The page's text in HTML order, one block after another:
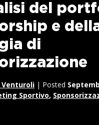
del
e
di
Venturoli | Posted
Sportivo,